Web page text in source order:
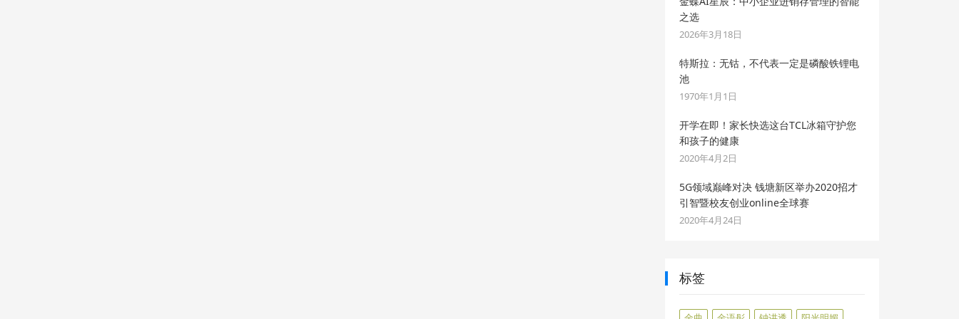
之选
2026年3月18日
特斯拉：无钴，不代表一定是磷酸铁锂电
池
1970年1月1日
开学在即！家长快选这台TCL冰箱守护您
和孩子的健康
2020年4月2日
5G领域巅峰对决 钱塘新区举办2020招才
引智暨校友创业online全球赛
2020年4月24日
标签